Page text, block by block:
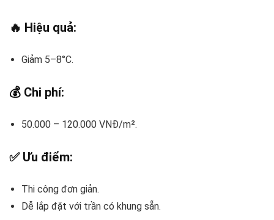
🔥 Hiệu quả:
Giảm 5–8°C.
💰 Chi phí:
50.000 – 120.000 VNĐ/m².
✅ Ưu điểm:
Thi công đơn giản.
Dễ lắp đặt với trần có khung sẵn.